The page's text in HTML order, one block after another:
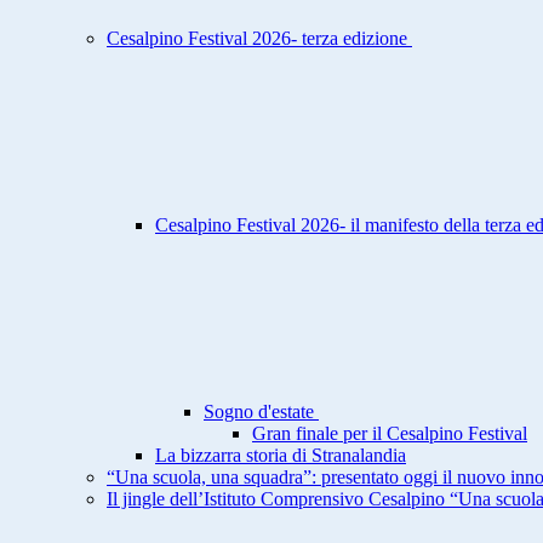
Cesalpino Festival 2026- terza edizione
Cesalpino Festival 2026- il manifesto della terza
Sogno d'estate
Gran finale per il Cesalpino Festival
La bizzarra storia di Stranalandia
“Una scuola, una squadra”: presentato oggi il nuovo
Il jingle dell’Istituto Comprensivo Cesalpino “Una